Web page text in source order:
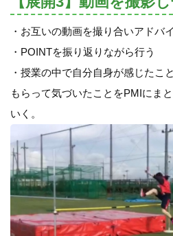
・お互いの動画を撮り合いアドバ
・POINTを振り返りながら行う
・授業の中で自分自身が感じたこ
もらって気づいたことをPMIにま
いく。